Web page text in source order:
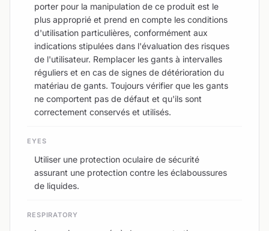
porter pour la manipulation de ce produit est le
plus approprié et prend en compte les conditions
d'utilisation particulières, conformément aux
indications stipulées dans l'évaluation des risques
de l'utilisateur. Remplacer les gants à intervalles
réguliers et en cas de signes de détérioration du
matériau de gants. Toujours vérifier que les gants
ne comportent pas de défaut et qu'ils sont
correctement conservés et utilisés.
EYES
Utiliser une protection oculaire de sécurité
assurant une protection contre les éclaboussures
de liquides.
RESPIRATORY